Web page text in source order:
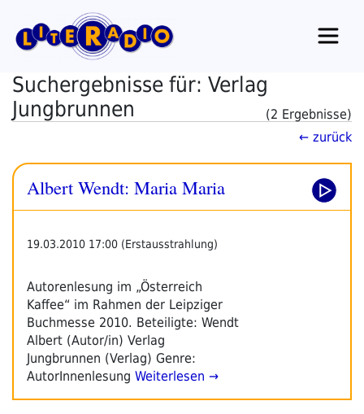
Inhalt
springen
Suchergebnisse für: Verlag
Jungbrunnen
(2 Ergebnisse)
← zurück
Albert Wendt: Maria Maria
19.03.2010 17:00 (Erstausstrahlung)
Autorenlesung im „Österreich
Kaffee“ im Rahmen der Leipziger
Buchmesse 2010. Beteiligte: Wendt
Albert (Autor/in) Verlag
Jungbrunnen (Verlag) Genre:
AutorInnenlesung Weiterlesen →